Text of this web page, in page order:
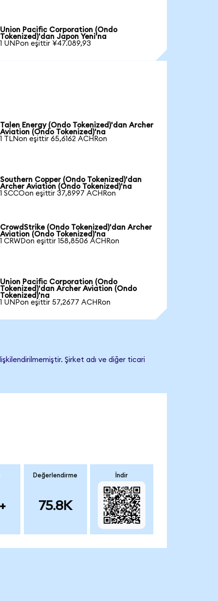
Union Pacific Corporation (Ondo
Tokenized)'dan Japon Yeni'na
1 UNPon eşittir ¥47.089,93
Talen Energy (Ondo Tokenized)'dan Archer
Aviation (Ondo Tokenized)'na
1 TLNon eşittir 65,6162 ACHRon
Southern Copper (Ondo Tokenized)'dan
Archer Aviation (Ondo Tokenized)'na
1 SCCOon eşittir 37,8997 ACHRon
CrowdStrike (Ondo Tokenized)'dan Archer
Aviation (Ondo Tokenized)'na
1 CRWDon eşittir 158,8506 ACHRon
Union Pacific Corporation (Ondo
Tokenized)'dan Archer Aviation (Ondo
Tokenized)'na
1 UNPon eşittir 57,2677 ACHRon
Şirket adı ve diğer ticari
Değerlendirme
75.8K
İndir